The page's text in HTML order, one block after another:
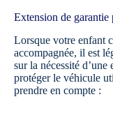
Extension de garantie
Lorsque votre enfant
accompagnée, il est
sur la nécessité
protéger le véhicule
prendre en compte :